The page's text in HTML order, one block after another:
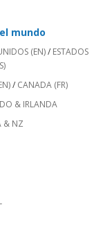
mundo
(EN)/ ESTADOS
/ CANADA (FR)
& IRLANDA
& NZ